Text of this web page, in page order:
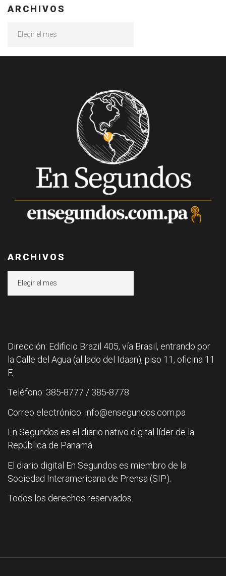
ARCHIVOS
ARCHIVOS
Dirección: Edificio Brazil 405, vía Brasil, entrando por
la Calle del Agua (al lado del Idaan), piso 11, oficina 11
F.
Teléfono: 385-8777 / 385-8778
Correo electrónico: info@ensegundos.com.pa
En Segundos es el diario nativo digital líder de la
República de Panamá.
El diario digital En Segundos es miembro de la
Sociedad Interamericana de Prensa (SIP).
Todos los derechos reservados.